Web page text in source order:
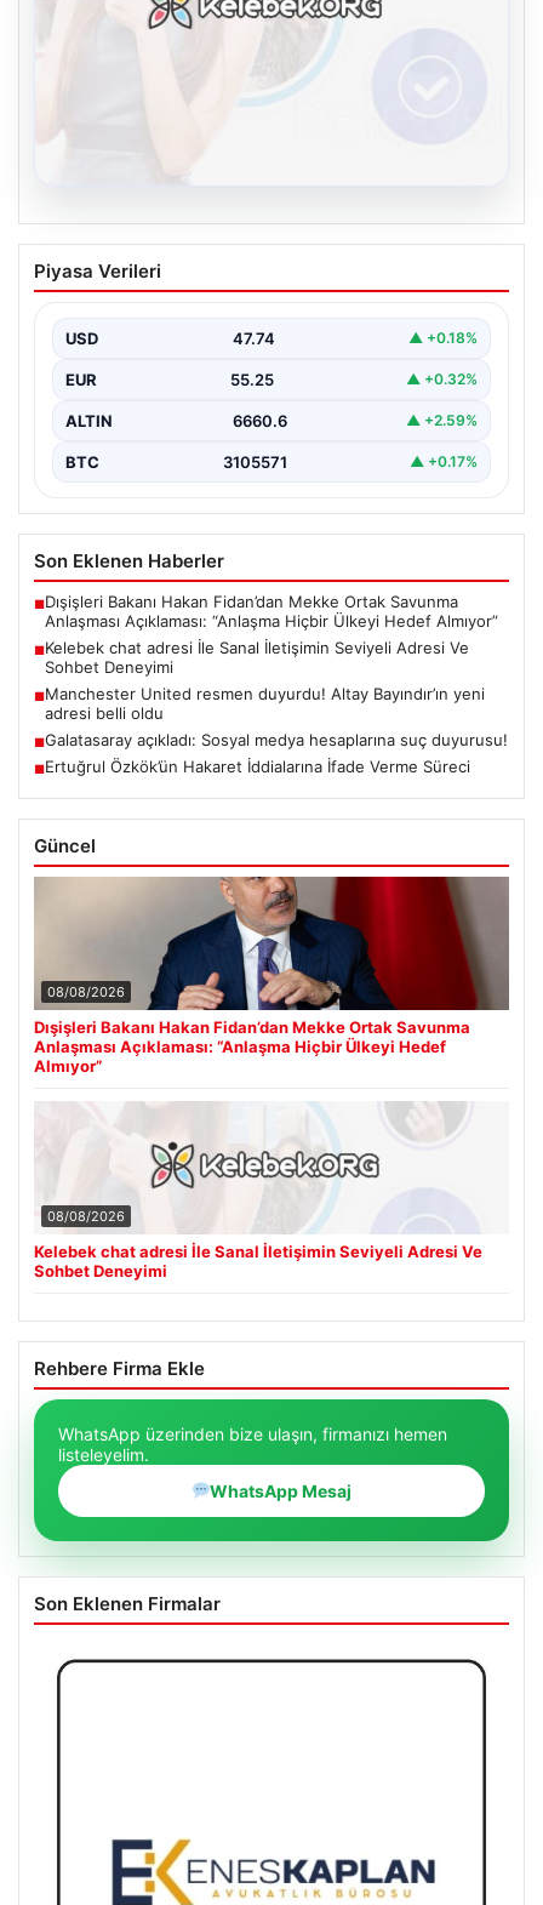
Kelebek chat adresi İle Sanal İletişimin
Seviyeli Adresi Ve Sohbet Deneyimi
kurması ciddi bir değer barındırmaktadır. Günümüzde
birçok…
Piyasa Verileri
USD 47.74 ▲ +0.18%
EUR 55.25 ▲ +0.32%
ALTIN 6660.6 ▲ +2.59%
BTC 3105571 ▲ +0.17%
Son Eklenen Haberler
■Dışişleri Bakanı Hakan Fidan’dan Mekke Ortak Savunma
Anlaşması Açıklaması: “Anlaşma Hiçbir Ülkeyi Hedef Almıyor”
■Kelebek chat adresi İle Sanal İletişimin Seviyeli Adresi Ve
Sohbet Deneyimi
■Manchester United resmen duyurdu! Altay Bayındır’ın yeni
adresi belli oldu
■Galatasaray açıkladı: Sosyal medya hesaplarına suç duyurusu!
■Ertuğrul Özkök’ün Hakaret İddialarına İfade Verme Süreci
Güncel
08/08/2026
Dışişleri Bakanı Hakan Fidan’dan Mekke Ortak Savunma
Anlaşması Açıklaması: “Anlaşma Hiçbir Ülkeyi Hedef
Almıyor”
08/08/2026
Kelebek chat adresi İle Sanal İletişimin Seviyeli Adresi Ve
Sohbet Deneyimi
Rehbere Firma Ekle
WhatsApp üzerinden bize ulaşın, firmanızı hemen
listeleyelim.
WhatsApp Mesaj
Son Eklenen Firmalar